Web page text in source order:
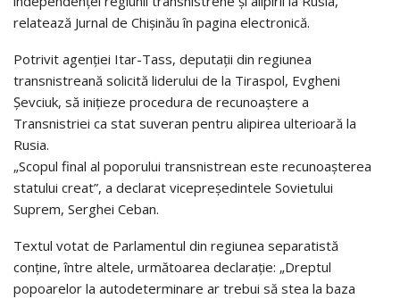
relatează Jurnal de Chişinău în pagina electronică.
Potrivit agenţiei Itar-Tass, deputaţii din regiunea
transnistreană solicită liderului de la Tiraspol, Evgheni
Şevciuk, să iniţieze procedura de recunoaştere a
Transnistriei ca stat suveran pentru alipirea ulterioară la
Rusia.
„Scopul final al poporului transnistrean este recunoaşterea
statului creat”, a declarat vicepreşedintele Sovietului
Suprem, Serghei Ceban.
Textul votat de Parlamentul din regiunea separatistă
conţine, între altele, următoarea declaraţie: „Dreptul
popoarelor la autodeterminare ar trebui să stea la baza